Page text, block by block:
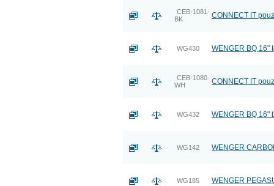
CEB-1081-
BK
CONNECT IT
WG430 WENGER BQ 16"
CEB-1080-
WH
CONNECT IT
WG432 WENGER BQ 16"
WG142 WENGER
WG185 WENGER